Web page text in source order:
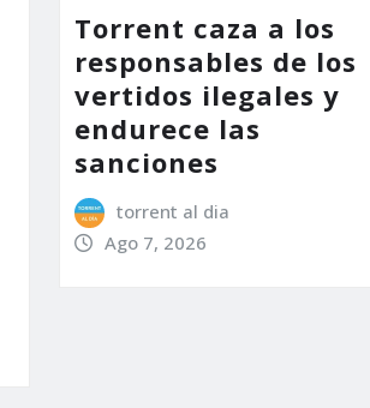
Torrent caza a los
responsables de los
vertidos ilegales y
endurece las
sanciones
torrent al dia
Ago 7, 2026